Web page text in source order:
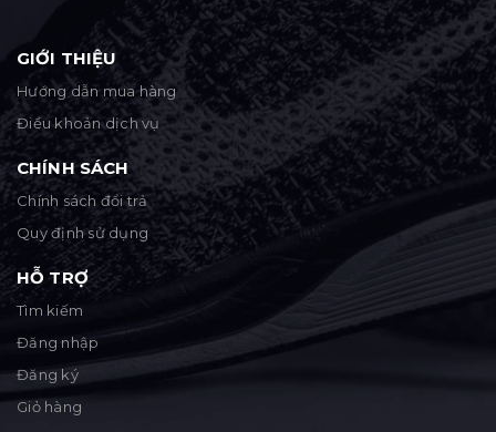
GIỚI THIỆU
Hướng dẫn mua hàng
Điều khoản dịch vụ
CHÍNH SÁCH
Chính sách đổi trả
Quy định sử dụng
HỖ TRỢ
Tìm kiếm
Đăng nhập
Đăng ký
Giỏ hàng